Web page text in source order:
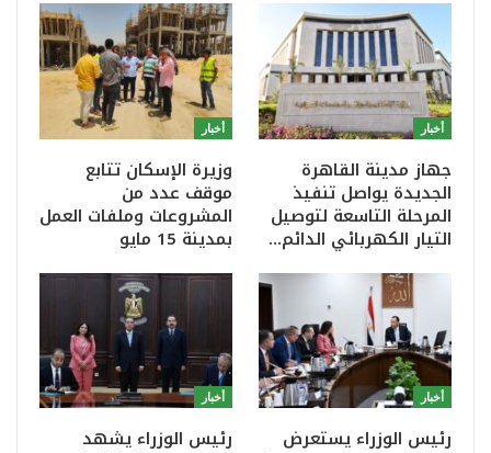
أخبار
جهاز مدينة القاهرة
الجديدة يواصل تنفيذ
المرحلة التاسعة لتوصيل
التيار الكهربائي الدائم…
أخبار
وزيرة الإسكان تتابع
موقف عدد من
المشروعات وملفات العمل
بمدينة 15 مايو
أخبار
رئيس الوزراء يستعرض
أخبار
رئيس الوزراء يشهد